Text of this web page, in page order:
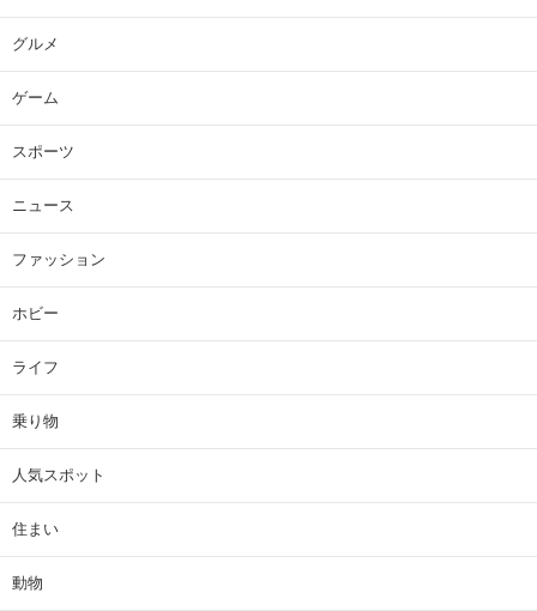
グルメ
ゲーム
スポーツ
ニュース
ファッション
ホビー
ライフ
乗り物
人気スポット
住まい
動物